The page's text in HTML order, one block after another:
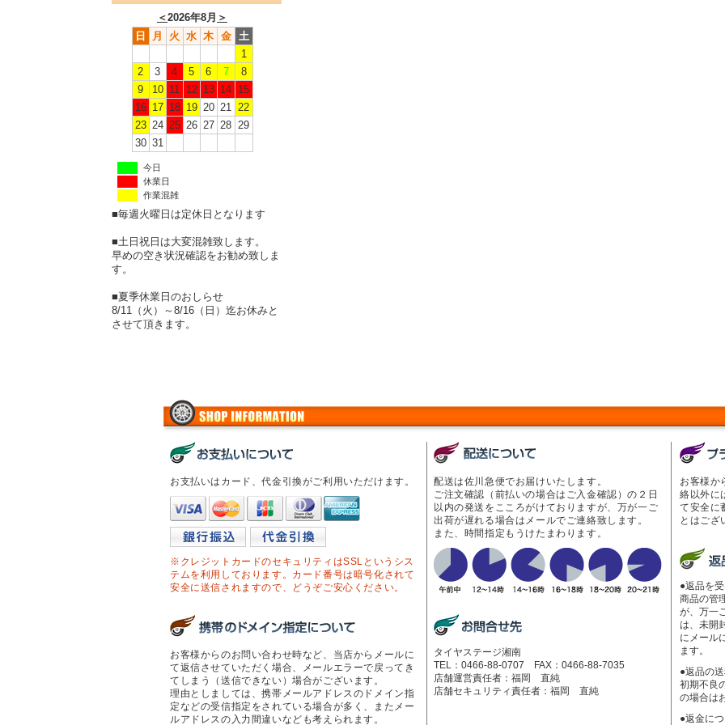
＜2026年8月 ＞
日
月 火 水 木 金
土
1
2
3 4 5 6 7
8
9
10 11 12 13 14 15
16 17 18 19 20 21 22
23 24 25 26 27 28 29
30 31
今日
休業日
作業混雑
■毎週火曜日は定休日となります
■土日祝日は大変混雑致します。
早めの空き状況確認をお勧め致しま
す。
■夏季休業日のおしらせ
8/11（火）～8/16（日）迄お休みと
させて頂きます。
お支払いはカード、代金引換がご利用いただけます。
※クレジットカードのセキュリティはSSLというシス
テムを利用しております。カード番号は暗号化されて
安全に送信されますので、どうぞご安心ください。
お客様からのお問い合わせ時など、当店からメールに
て返信させていただく場合、メールエラーで戻ってき
てしまう（送信できない）場合がございます。
理由としましては、携帯メールアドレスのドメイン指
定などの受信指定をされている場合が多く、またメー
ルアドレスの入力間違いなども考えられます。
配送は佐川急便でお届けいたします。
ご注文確認（前払いの場合はご入金確認）の２日
以内の発送をこころがけておりますが、万が一ご
出荷が遅れる場合はメールでご連絡致します。
また、時間指定もうけたまわります。
タイヤステージ湘南
TEL：0466-88-0707 FAX：0466-88-7035
店舗運営責任者：福岡 直純
店舗セキュリティ責任者：福岡 直純
お客様か
絡以外に
て安全に
とはござ
●返品を
商品の管
が、万一
は、未開
にメール
ます。
●返品の
初期不良
の場合は
●返金に